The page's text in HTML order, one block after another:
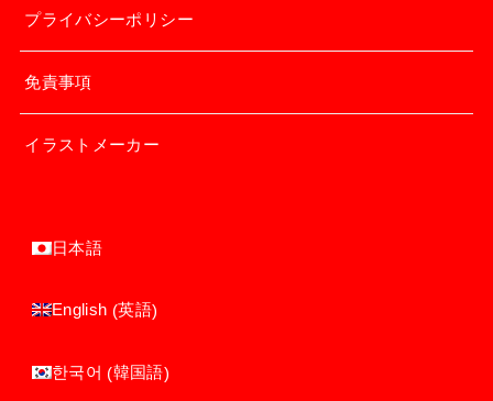
プライバシーポリシー
免責事項
イラストメーカー
日本語
English (英語)
한국어 (韓国語)